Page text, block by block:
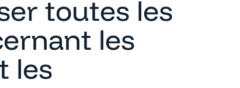
toutes les
les
les